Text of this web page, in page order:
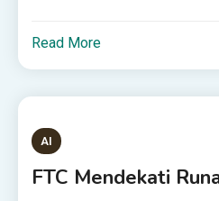
Read More
AI
FTC Mendekati